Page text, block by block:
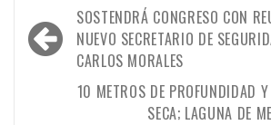
Navegación
de
entradas
SOSTENDRÁ CONGRESO CON
NUEVO SECRETARIO DE
CARLOS MORALES
10 METROS DE PROFUNDIDAD
SECA; LAGUNA DE